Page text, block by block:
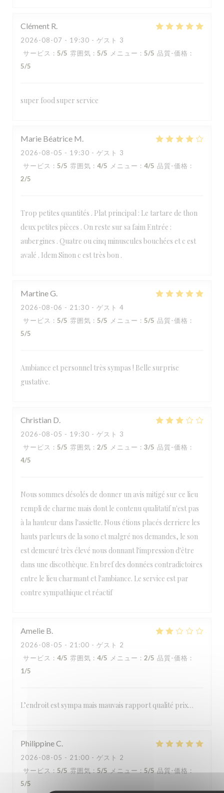
Clément R
2026-08-07 - 19:30 - ゲスト 3
サービス : 5/5 雰囲気 : 5/5 メニュー : 5/5 品質-価格 :
5/5
super food super service
Marie Béatrice M
2026-08-05 - 19:30 - ゲスト 3
サービス : 5/5 雰囲気 : 4/5 メニュー : 4/5 品質-価格 :
2/5
Trop petites quantités . Plat principal : Le tartare de thon
deux petites pièces . On reste sur sa faim Entrée :
aubergines . Quatre ou cinq minuscules bouchées et c est
avalé . Idem Sinon c est très bon .
MartineG
2026-08-06 - 21:30 - ゲスト 4
サービス : 5/5 雰囲気 : 5/5 メニュー : 5/5 品質-価格 :
5/5
Ambiance et personnel très sympas ! Belle surprise
gustative.
Christian D
2026-08-05 - 19:30 - ゲスト 3
サービス : 5/5 雰囲気 : 2/5 メニュー : 3/5 品質-価格 :
4/5
Nous sommes désolés de donner un avis mitigé sur ce lieu
rempli de charme mais dont le contenu qualitatif n'est pas
à la hauteur dans l'assiette. Nous étions placés derriere les
hauts parleurs de la sono et malgré nos demandes, le son
est demeuré très élevé nous donnant l'impression d'être
dans une discothèque. En bref des données contradictoires
entre le lieu charmant et l'ambiance. Le service est par
contre sympathique et réactif
Amelie B
2026-08-05 - 21:00 - ゲスト 2
サービス : 4/5 雰囲気 : 4/5 メニュー : 2/5 品質-価格 :
1/5
L’endroit est sympa mais mauvais rapport qualité prix…
PhilippineC
2026-08-05 - 21:00 - ゲスト 2
サービス : 5/5 雰囲気 : 5/5 メニュー : 5/5 品質-価格 :
5/5